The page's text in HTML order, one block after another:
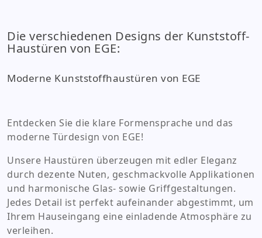
*
*
Die verschiedenen Designs der Kunststoff-
Haustüren von EGE:
Moderne Kunststoffhaustüren von EGE
Entdecken Sie die klare Formensprache und das
moderne Türdesign von EGE!
Unsere Haustüren überzeugen mit edler Eleganz
durch dezente Nuten, geschmackvolle Applikationen
und harmonische Glas- sowie Griffgestaltungen.
Jedes Detail ist perfekt aufeinander abgestimmt, um
Ihrem Hauseingang eine einladende Atmosphäre zu
verleihen.